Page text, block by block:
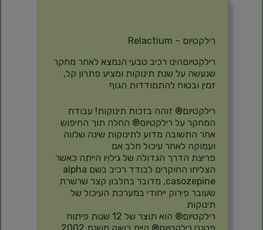
רילקטיום – Relactium
רילקטיוםהינו רכיב טבעי הנמצא לאחר מחקר
שנעשה על שנת תינוקות ומציע פתרון קל,
זמין ובטוח להתמודדות הגוף
רילקטיום® זוהה בזכות תינוקות! עבודת
המחקר על רילקטיום® החלה תוך החיפוש
אחר התשובה מדוע לתינוקות שינה שלווה
ועמוקה לאחר עיכול חלב אם
פריצת הדרך הגדולה של גילויו הייתה כאשר
הצליחו החוקרים לבודד רכיב בשם alpha
casozepine, מדובר בחלבון קצר שרשרת
שעובר פירוק ייחודי במערכת העיכול של
תינוקות
רילקטיום® הוא תוצר של 12 שנות פיתוח